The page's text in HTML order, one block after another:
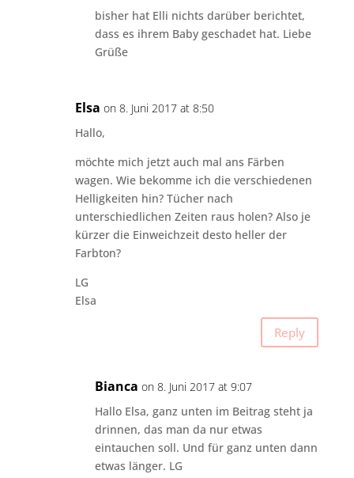
bisher hat Elli nichts darüber berichtet,
dass es ihrem Baby geschadet hat. Liebe
Grüße
Elsa on 8. Juni 2017 at 8:50
Hallo,
möchte mich jetzt auch mal ans Färben
wagen. Wie bekomme ich die verschiedenen
Helligkeiten hin? Tücher nach
unterschiedlichen Zeiten raus holen? Also je
kürzer die Einweichzeit desto heller der
Farbton?
LG
Elsa
Reply
Bianca on 8. Juni 2017 at 9:07
Hallo Elsa, ganz unten im Beitrag steht ja
drinnen, das man da nur etwas
eintauchen soll. Und für ganz unten dann
etwas länger. LG